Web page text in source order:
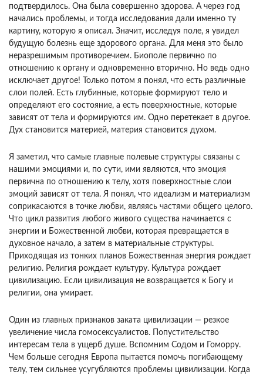
подтверди­лось. Она была совершенно здорова. А через год
начались проблемы, и тогда исследования дали именно ту
картину, которую я описал. Значит, ис­следуя поле, я увидел
будущую болезнь еще здо­рового органа. Для меня это было
неразрешимым противоречием. Биополе первично по
отношению к органу и одновременно вторично. Но ведь одно
исключает другое! Только потом я понял, что есть различные
слои полей. Есть глубинные, которые формируют тело и
определяют его состояние, а есть поверхностные, которые
зависят от тела и формируются им. Одно перетекает в другое.
Дух становится материей, материя становится духом.
Я заметил, что самые главные полевые структу­ры связаны с
нашими эмоциями и, по сути, ими являются, что эмоция
первична по отношению к телу, хотя поверхностные слои
эмоций зависят от тела. Я понял, что идеализм и материализм
сопри­касаются в точке любви, являясь частями общего целого.
Что цикл развития любого живого сущест­ва начинается с
энергии и Божественной любви, которая превращается в
духовное начало, а затем в материальные структуры.
Приходящая из тон­ких планов Божественная энергия рождает
рели­гию. Религия рождает культуру. Культура рожда­ет
цивилизацию. Если цивилизация не возвраща­ется к Богу и
религии, она умирает.
Один из главных признаков заката цивилиза­ции — резкое
увеличение числа гомосексуалистов. Попустительство
интересам тела в ущерб душе. Вспомним Содом и Гоморру.
Чем больше сегодня Европа пытается помочь погибающему
телу, тем сильнее усугубляются проблемы цивилизации. Ко­гда